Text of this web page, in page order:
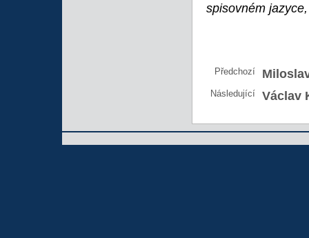
spisovném
Předchozí
Následující Václav